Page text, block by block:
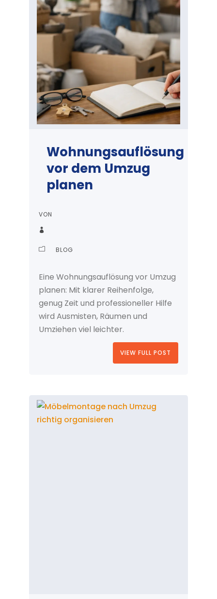
Wohnungsauflösung
vor dem Umzug
planen
VON
BLOG
Eine Wohnungsauflösung vor Umzug
planen: Mit klarer Reihenfolge,
genug Zeit und professioneller Hilfe
wird Ausmisten, Räumen und
Umziehen viel leichter.
VIEW FULL POST